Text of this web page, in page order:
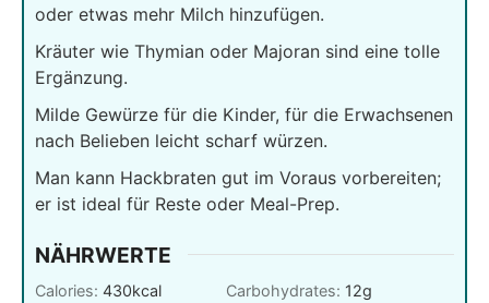
oder etwas mehr Milch hinzufügen.
Kräuter wie Thymian oder Majoran sind eine tolle
Ergänzung.
Milde Gewürze für die Kinder, für die Erwachsenen
nach Belieben leicht scharf würzen.
Man kann Hackbraten gut im Voraus vorbereiten;
er ist ideal für Reste oder Meal-Prep.
NÄHRWERTE
Calories: 430kcal Carbohydrates: 12g